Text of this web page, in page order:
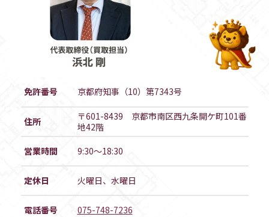
免許番号 京都府知事（10）第7343号
住所
〒601-8439 京都市南区西九条開ケ町101番
地42階
営業時間
9:30～18:30
定休日 火曜日、水曜日
電話番号 075-748-7236